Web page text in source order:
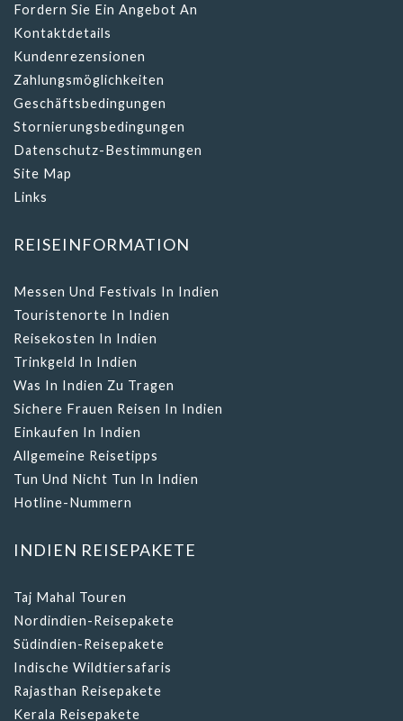
Fordern Sie Ein Angebot An
Kontaktdetails
Kundenrezensionen
Zahlungsmöglichkeiten
Geschäftsbedingungen
Stornierungsbedingungen
Datenschutz-Bestimmungen
Site Map
Links
REISEINFORMATION
Messen Und Festivals In Indien
Touristenorte In Indien
Reisekosten In Indien
Trinkgeld In Indien
Was In Indien Zu Tragen
Sichere Frauen Reisen In Indien
Einkaufen In Indien
Allgemeine Reisetipps
Tun Und Nicht Tun In Indien
Hotline-Nummern
INDIEN REISEPAKETE
Taj Mahal Touren
Nordindien-Reisepakete
Südindien-Reisepakete
Indische Wildtiersafaris
Rajasthan Reisepakete
Kerala Reisepakete